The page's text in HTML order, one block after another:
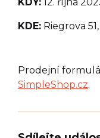
KDE: Riegrova
Prodejní
SimpleShop.cz.